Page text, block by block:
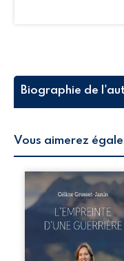
Biographie de
Vous aimerez
Que reste-t-il de
l’enfance lorsque
la maladie
ses propres
? L’empreinte
d’une guerrière
livre, sans détour,